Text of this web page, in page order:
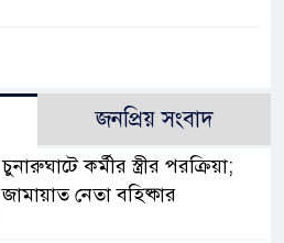
জনপ্রিয় সংবাদ
চুনারুঘাটে কর্মীর স্ত্রীর পরক্রিয়া;
জামায়াত নেতা বহিষ্কার